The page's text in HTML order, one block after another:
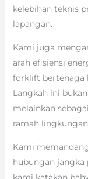
kelebihan teknis
lapangan.
Kami juga
arah efisiensi
forklift bertenaga
Langkah ini
melainkan
ramah
Kami
hubungan jangka